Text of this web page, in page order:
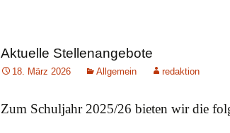
Aktuelle Stellenangebote
18. März 2026 Allgemein redaktion
Zum Schuljahr 2025/26 bieten wir die